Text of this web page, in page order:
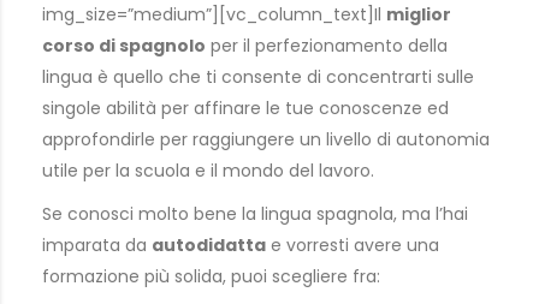
img_size=”medium”][vc_column_text]Il miglior
corso di spagnolo per il perfezionamento della
lingua è quello che ti consente di concentrarti sulle
singole abilità per affinare le tue conoscenze ed
approfondirle per raggiungere un livello di autonomia
utile per la scuola e il mondo del lavoro.
Se conosci molto bene la lingua spagnola, ma l’hai
imparata da autodidatta e vorresti avere una
formazione più solida, puoi scegliere fra: